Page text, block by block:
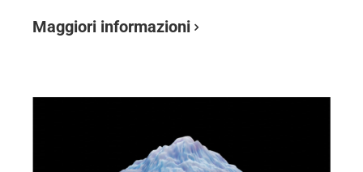
Maggiori informazioni